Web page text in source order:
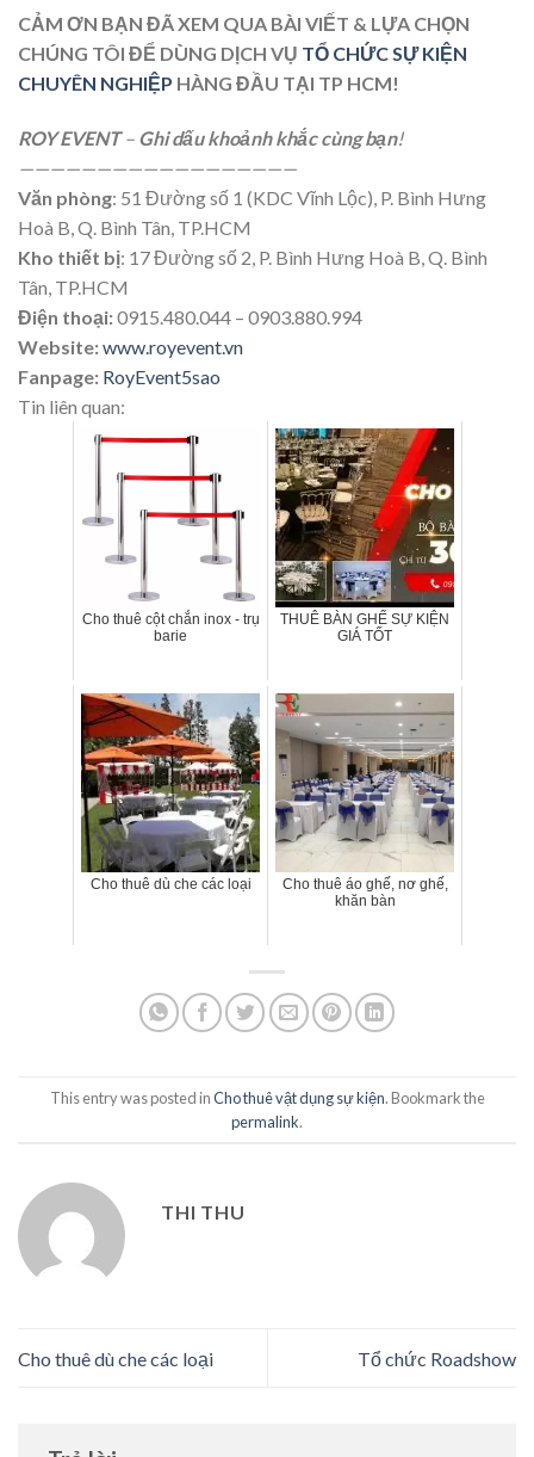
CẢM ƠN BẠN ĐÃ XEM QUA BÀI VIẾT & LỰA CHỌN
CHÚNG TÔI ĐỂ DÙNG DỊCH VỤ TỔ CHỨC SỰ KIỆN
CHUYÊN NGHIỆP HÀNG ĐẦU TẠI TP HCM!
ROY EVENT– Ghi dấu khoảnh khắc cùng bạn!
——————————————————
Văn phòng: 51 Đường số 1 (KDC Vĩnh Lộc), P. Bình Hưng
Hoà B, Q. Bình Tân, TP.HCM
Kho thiết bị: 17 Đường số 2, P. Bình Hưng Hoà B, Q. Bình
Tân, TP.HCM
Điện thoại:0915.480.044 – 0903.880.994
Website:www.royevent.vn
Fanpage: RoyEvent5sao
Tin liên quan:
Cho thuê cột chắn inox - trụ
barie
THUÊ BÀN GHẾ SỰ KIỆN
GIÁ TỐT
Cho thuê dù che các loại
Cho thuê áo ghế, nơ ghế,
khăn bàn
This entry was posted inCho thuê vật dụng sự kiện. Bookmark the
permalink.
THI THU
Cho thuê dù che các loại Tổ chức Roadshow